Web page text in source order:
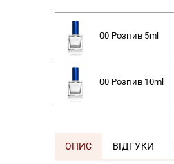
00 Розпив 5ml
00 Розпив 10ml
ОПИС ВІДГУКИ